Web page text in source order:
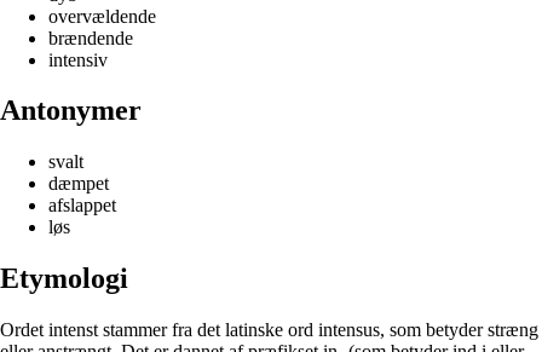
overvældende
brændende
intensiv
Antonymer
svalt
dæmpet
afslappet
løs
Etymologi
Ordet intenst stammer fra det latinske ord intensus, som betyder stræng